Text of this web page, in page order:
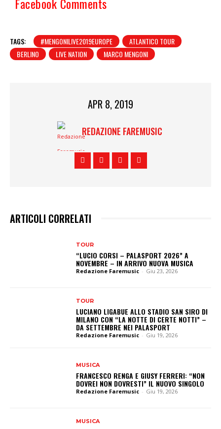
TAGS: #MENGONILIVE2019EUROPE
ATLANTICO TOUR
BERLINO
LIVE NATION MARCO MENGONI
APR 8, 2019
REDAZIONE FAREMUSIC
ARTICOLI CORRELATI
TOUR
“LUCIO CORSI – PALASPORT 2026” A
NOVEMBRE – IN ARRIVO NUOVA MUSICA
Redazione Faremusic - Giu 23, 2026
TOUR
LUCIANO LIGABUE ALLO STADIO SAN SIRO DI
MILANO CON “LA NOTTE DI CERTE NOTTI” –
DA SETTEMBRE NEI PALASPORT
Redazione Faremusic - Giu 19, 2026
MUSICA
FRANCESCO RENGA E GIUSY FERRERI: “NON
DOVREI NON DOVRESTI” IL NUOVO SINGOLO
Redazione Faremusic - Giu 19, 2026
MUSICA